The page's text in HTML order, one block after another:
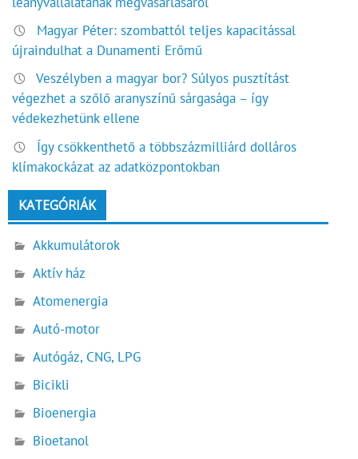
Magyar Péter: szombattól teljes kapacitással
újraindulhat a Dunamenti Erőmű
Veszélyben a magyar bor? Súlyos pusztítást
végezhet a szőlő aranyszínű sárgasága – így
védekezhetünk ellene
Így csökkenthető a többszázmilliárd dolláros
klímakockázat az adatközpontokban
KATEGÓRIÁK
Akkumulátorok
Aktív ház
Atomenergia
Autó-motor
Autógáz, CNG, LPG
Bicikli
Bioenergia
Bioetanol